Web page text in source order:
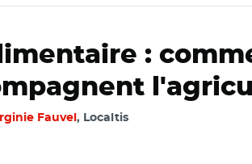
:
Fauvel , Localtis